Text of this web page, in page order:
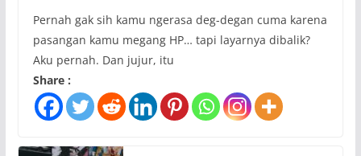
Pernah gak sih kamu ngerasa deg-degan cuma karena
pasangan kamu megang HP… tapi layarnya dibalik?
Aku pernah. Dan jujur, itu
Share :